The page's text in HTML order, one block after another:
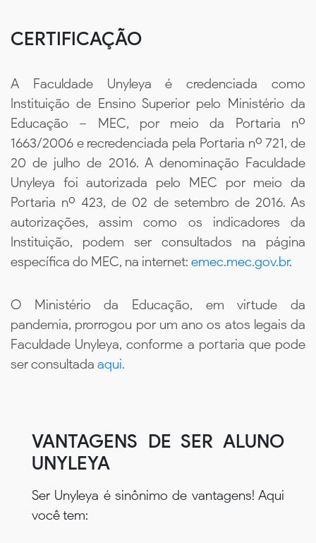
CERTIFICAÇÃO
A Faculdade Unyleya é credenciada como
Instituição de Ensino Superior pelo Ministério da
Educação – MEC, por meio da Portaria nº
1663/2006 e recredenciada pela Portaria nº 721, de
20 de julho de 2016. A denominação Faculdade
Unyleya foi autorizada pelo MEC por meio da
Portaria nº 423, de 02 de setembro de 2016. As
autorizações, assim como os indicadores da
Instituição, podem ser consultados na página
específica do MEC, na internet: emec.mec.gov.br.
O Ministério da Educação, em virtude da
pandemia, prorrogou por um ano os atos legais da
Faculdade Unyleya, conforme a portaria que pode
ser consultada aqui.
VANTAGENS DE SER ALUNO
UNYLEYA
Ser Unyleya é sinônimo de vantagens! Aqui
você tem: